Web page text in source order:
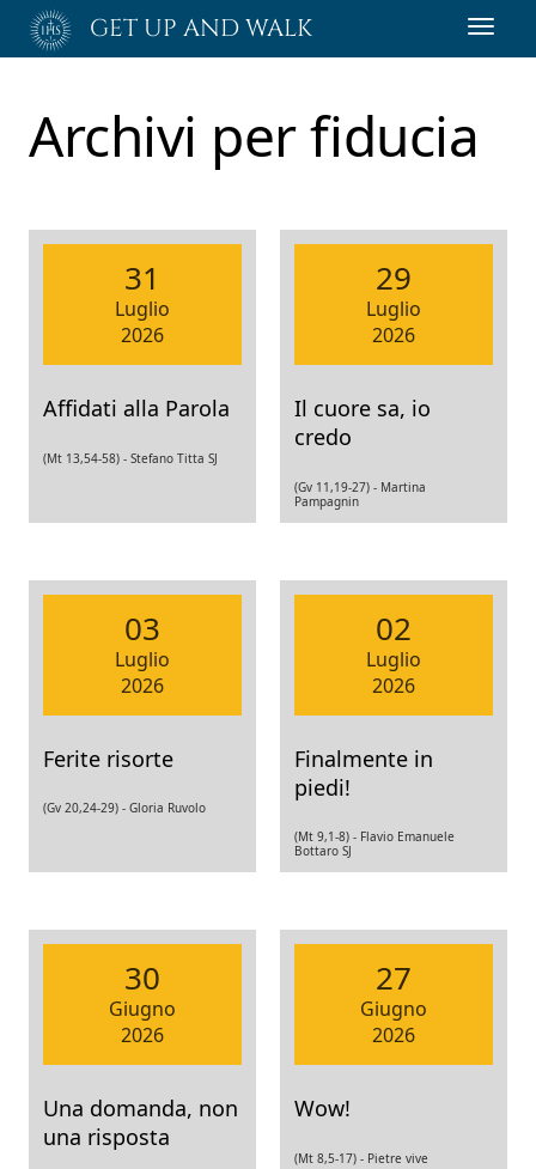
Passa
GET UP AND WALK
Archivi perfiducia
31
Luglio
2026
Affidati alla Parola
(Mt 13,54-58) - Stefano Titta SJ
29
Luglio
2026
Il cuore sa, io
credo
(Gv 11,19-27) - Martina
Pampagnin
03
Luglio
2026
Ferite risorte
(Gv 20,24-29) - Gloria Ruvolo
02
Luglio
2026
Finalmente in
piedi!
(Mt 9,1-8) - Flavio Emanuele
Bottaro SJ
30
Giugno
2026
Una domanda, non
una risposta
27
Giugno
2026
Wow!
(Mt 8,5-17) - Pietre vive